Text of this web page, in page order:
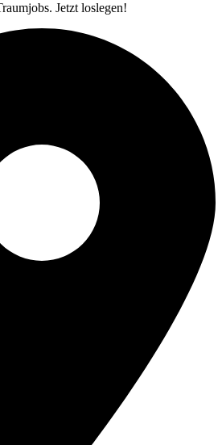
Jetzt loslegen!